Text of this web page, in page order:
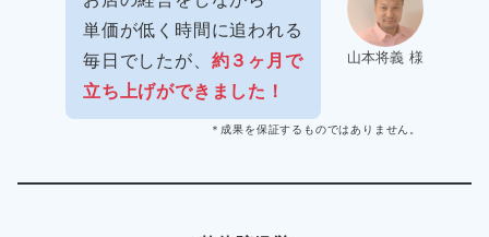
山本将義 様
単価が低く時間に追われる
毎日でしたが、 約３ヶ月で
立ち上げができました！
＊成果を保証するものではありません。